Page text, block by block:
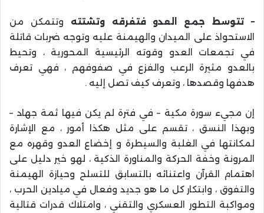
– تتوسط جمع العدو فتفرقه وتشتته وتتمكن من
الاستحواذ على الميدان والهيمنة عليه وتوجه ضربات قاتلة
في تجمعات العدو وقوته الرئيسية المحورية ، وتحيط
بالعدو مثيرة الرعب والفزع في صفوفهم ، فهي تعرف
هدفها وقصدها ، وتعرف كيف تصل إليه .
إن مجيء سورة مكية – في فترة لم يكن فيها ثمة جهاد –
وبهذا النسق ، تقسم على مثل هكذا أمور ، مع الإشارة
لمكانتها في الغلبة والسيطرة و إخضاع العدو وقهره مع
المرونة وخفة الحركة والمناورة الذكية ، لهو خير دليل على
اهتمام القرآن واعتنائه بالتسابق للتسلح وحيازة الهيمنة
والتفوق ، وابتكار كل ما هو جديد وفعال في ميادين الحرب ،
ومواكبة التطور العسكري والتقني ، وامتلاك قدرات قتالية